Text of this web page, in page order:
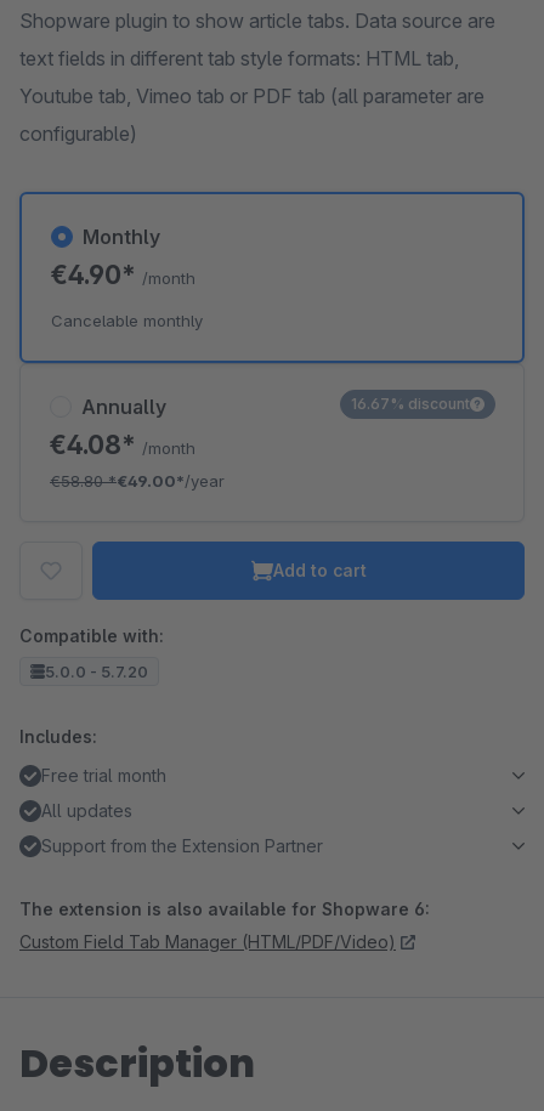
Shopware plugin to show article tabs. Data source are
text fields in different tab style formats: HTML tab,
Youtube tab, Vimeo tab or PDF tab (all parameter are
configurable)
Annually
€4.08* /month
€58.80*€49.00*/year
16.67% discount
Monthly
€4.90* /month
Cancelable monthly
Add to cart
Compatible with:
5.0.0 - 5.7.20
Includes:
Free trial month
All updates
Support from the Extension Partner
The extension is also available for Shopware 6:
Custom Field Tab Manager (HTML/PDF/Video)
Description